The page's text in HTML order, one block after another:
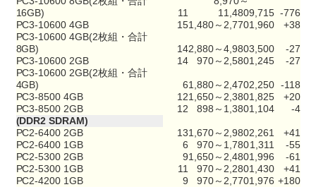
16GB)
11
11,4809,715 -776
PC3-10600 4GB
151,480～2,7701,960
+38
PC3-10600 4GB(2枚組・合計
8GB)
142,880～4,9803,500
-27
PC3-10600 2GB
14 970～2,5801,245
-27
PC3-10600 2GB(2枚組・合計
4GB)
61,880～2,4702,250 -118
PC3-8500 4GB
121,650～2,3801,825
+20
PC3-8500 2GB
12 898～1,3801,104
-4
(DDR2 SDRAM)
PC2-6400 2GB
131,670～2,9802,261
+41
PC2-6400 1GB
6 970～1,7801,311
-55
PC2-5300 2GB
91,650～2,4801,996
-61
PC2-5300 1GB
11 970～2,2801,430
+41
PC2-4200 1GB
9 970～2,7701,976 +180